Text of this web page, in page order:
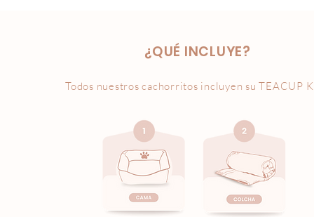
¿QUÉ INCLUYE?
Todos nuestros cachorritos incluyen su TEACUP